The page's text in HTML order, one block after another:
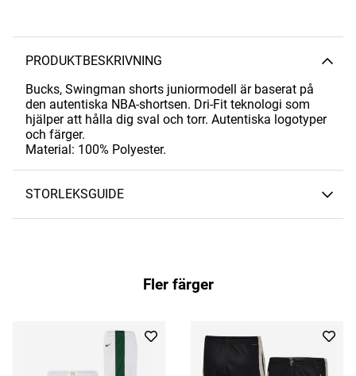
PRODUKTBESKRIVNING
Bucks, Swingman shorts juniormodell är baserat på
den autentiska NBA-shortsen. Dri-Fit teknologi som
hjälper att hålla dig sval och torr. Autentiska logotyper
och färger.
Material: 100% Polyester.
STORLEKSGUIDE
Fler färger